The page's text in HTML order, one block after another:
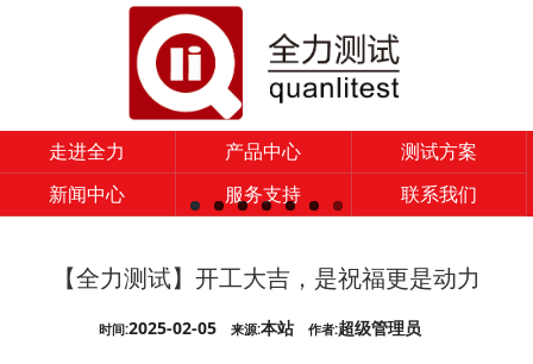
走进全力 产品中心
测试方案
新闻中心
服务支持 联系我们
【全力测试】开工大吉，是祝福更是动力
时间:2025-02-05 来源:本站 作者:超级管理员